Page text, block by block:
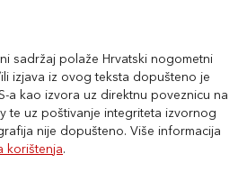
sadržaj polaže Hrvatski nogometni
izjava iz ovog teksta dopušteno je
a kao izvora uz direktnu poveznicu na
te uz poštivanje integriteta izvornog
nije dopušteno. Više informacija
korištenja.